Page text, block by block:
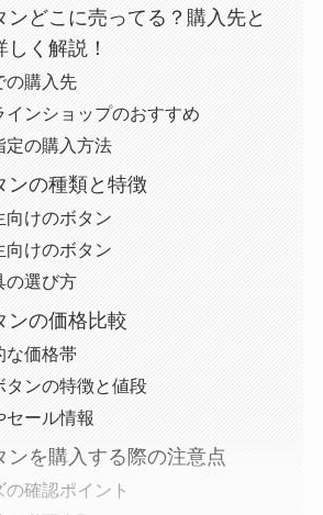
ンどこに売ってる？購入先と
く解説！
の購入先
インショップのおすすめ
定の購入方法
ンの種類と特徴
向けのボタン
向けのボタン
の選び方
ンの価格比較
な価格帯
タンの特徴と値段
セール情報
ンを購入する際の注意点
の確認ポイント